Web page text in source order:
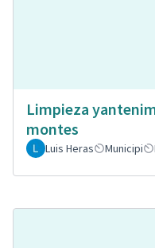
Limpieza
montes
Luis Heras Municipi